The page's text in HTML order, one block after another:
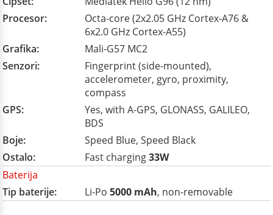
Procesor:
Octa-core (2x2.05 GHz Cortex-A76 &
6x2.0 GHz Cortex-A55)
Grafika:
Mali-G57 MC2
Senzori:
Fingerprint (side-mounted),
accelerometer, gyro, proximity,
compass
GPS:
Yes, with A-GPS, GLONASS, GALILEO,
BDS
Boje:
Speed Blue, Speed Black
Ostalo:
Fast charging33W
Baterija
Tip baterije:
Li-Po 5000 mAh, non-removable